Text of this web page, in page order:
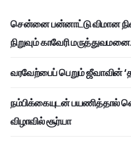
சென்னை பன்னாட்டு விமான
நிறுவும் காவேரி
வரவேற்பைப் பெறும் ஜீவாவின்
நம்பிக்கையுடன் பயணித்தால்
விழாவில் சூர்யா